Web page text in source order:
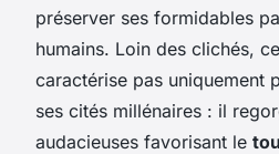
préserver ses formidables
humains. Loin des clichés,
caractérise pas uniquement
ses cités millénaires : il
audacieuses favorisant le